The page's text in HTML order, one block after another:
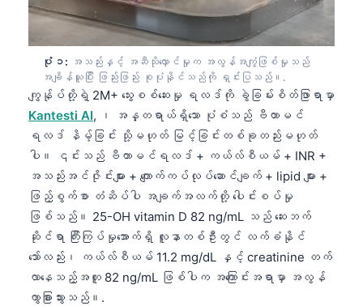
ပုံ ၁: အသည်းနှင့် အဆီသိုလှောင်မှုက အလွန်အကျွံဖြစ်မှုသည်
အချိန်ယူပြီး ဖြည်းဖြည်း စုပုံနိုင်သည်ကို ရှင်းပြသည်။.
ကျွန်ုပ်တို့ရဲ့ 2M+ သွေးစစ်ဆေးမှု ရလဒ်ကို ခွဲခြမ်းစိတ်ဖြာရာမှာ
Kantesti AI, ၊ အန္တရာယ်ရှိသော ပုံစံသည် ဗီတာမင်
ရလဒ် နိမ့်ခြင်း သို့မဟုတ် မြင့်ခြင်းတစ်ခုတည်းမဟုတ်
ပါ။ ၎င်းသည် ဗီတာမင်ရလဒ် + ကယ်လ်စီယမ် + INR +
အသည်းအင်ဇိုင်းများ + ကျောက်ကပ်လုပ်ဆောင်ချက် + lipid များ +
ဖြည့်စွက်စာ တံဆိပ်ပါ အချက်အလက်တို့ ပေါင်းစပ်မှု
ဖြစ်သည်။ 25-OH vitamin D 82 ng/mL သည် ဆေးဘက်
ဆိုင်ရာ ကြီးကြပ်မှုအောက်ရှိ လူနာတစ်ဦးတွင် လက်ခံနိုင်
သော်လည်း၊ ကယ်လ်စီယမ် 11.2 mg/dL နှင့် creatinine တက်
လာနေသည့်အတူ 82 ng/mL ဖြစ်ပါက အကြောင်းအရာမှာ အလွန်
ကွာခြားသွားသည်။.